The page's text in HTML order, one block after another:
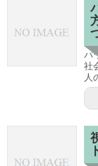
パ
社
人